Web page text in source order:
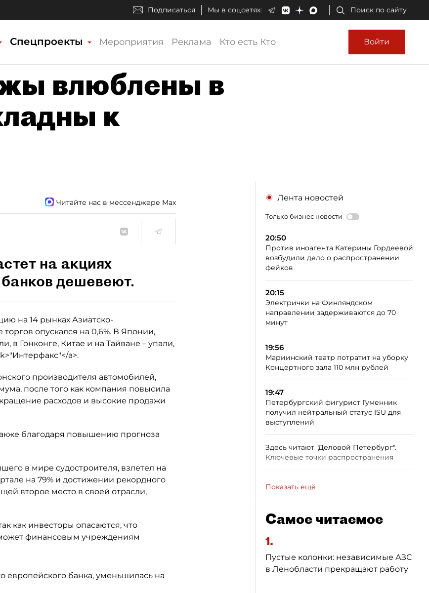
Подписаться Мы в соцсетях: Поиск по сайту
Спецпроекты Мероприятия Реклама Кто есть Кто Войти
влюблены в
к
Читайте нас в мессенджере Max
на акциях
дешевеют.
на 14 рынках Азиатско-
торгов опускался на 0,6%. В Японии,
Гонконге, Китае и на Тайване – упали,
a>.
производителя автомобилей,
после того как компания повысила
расходов и высокие продажи
благодаря повышению прогноза
в мире судостроителя, взлетел на
на 79% и достижении рекордного
второе место в своей отрасли,
как инвесторы опасаются, что
финансовым учреждениям
европейского банка, уменьшилась на
Лента новостей
Только бизнес новости
20:50
Против иноагента Катерины Гордеевой
возбудили дело о распространении
фейков
20:15
Электрички на Финляндском
направлении задерживаются до 70
минут
19:56
Мариинский театр потратит на уборку
Концертного зала 110 млн рублей
19:47
Петербургский фигурист Гуменник
получил нейтральный статус ISU для
выступлений
Здесь читают "Деловой Петербург".
Ключевые точки распространения
Показать ещё
Самое читаемое
1.
Пустые колонки: независимые АЗС
в Ленобласти прекращают работу